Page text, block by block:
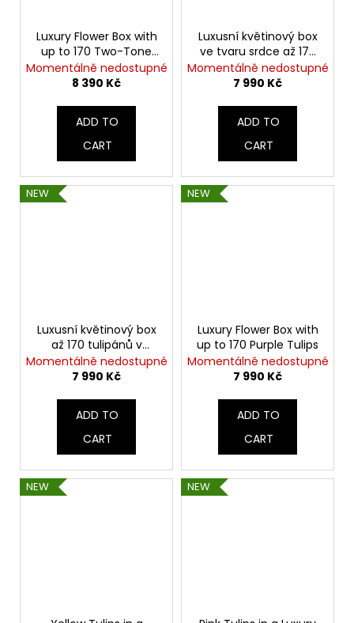
Luxury Flower Box with
up to 170 Two-Tone
Tulips
Momentálně nedostupné
8 390 Kč
ADD TO
CART
Luxusní květinový box
ve tvaru srdce až 170
tulipánů
Momentálně nedostupné
7 990 Kč
ADD TO
CART
NEW
Luxusní květinový box
až 170 tulipánů v
červenožluté
kombinaci
Momentálně nedostupné
7 990 Kč
ADD TO
CART
NEW
Luxury Flower Box with
up to 170 Purple Tulips
Momentálně nedostupné
7 990 Kč
ADD TO
CART
NEW NEW